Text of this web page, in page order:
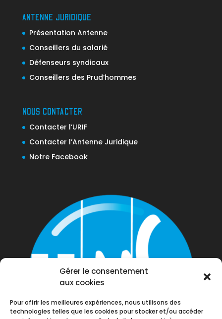
Gérer le consentement
aux cookies
Pour offrir les meilleures expériences, nous utilisons des
technologies telles que les cookies pour stocker et/ou accéder
ANTENNE JURIDIQUE
Présentation Antenne
Conseillers du salarié
Défenseurs syndicaux
Conseillers des Prud’hommes
NOUS CONTACTER
Contacter l’URIF
Contacter l’Antenne Juridique
Notre Facebook